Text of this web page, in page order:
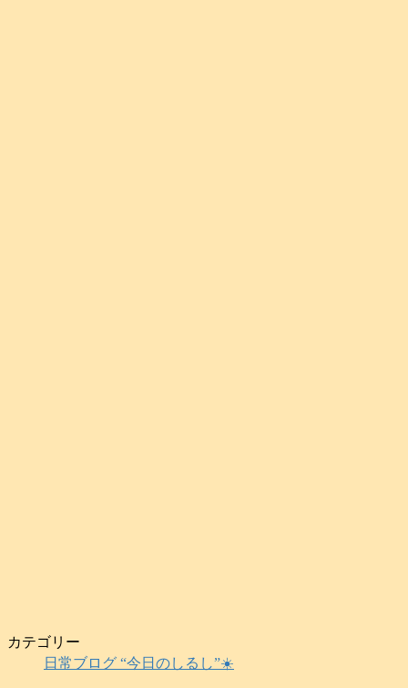
カテゴリー
日常ブログ “今日のしるし”☀️